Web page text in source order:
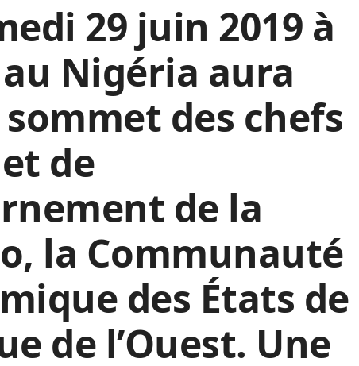
29 juin 2019 à
Nigéria aura
des chefs
de
de la
la Communauté
des États de
de l’Ouest. Une